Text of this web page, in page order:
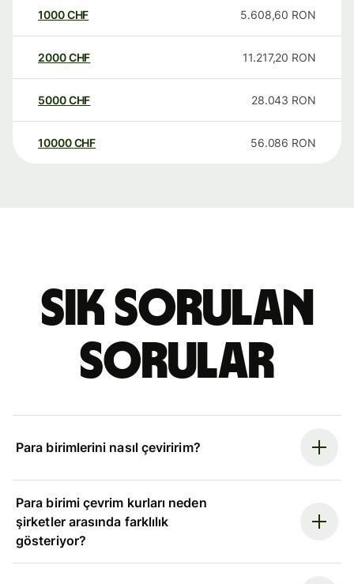
1000CHF 5.608,60 RON
2000CHF 11.217,20 RON
5000CHF 28.043 RON
10000 CHF 56.086 RON
Sık sorulan
sorular
Para birimlerini nasıl çeviririm?
Para birimi çevrim kurları neden
şirketler arasında farklılık
gösteriyor?